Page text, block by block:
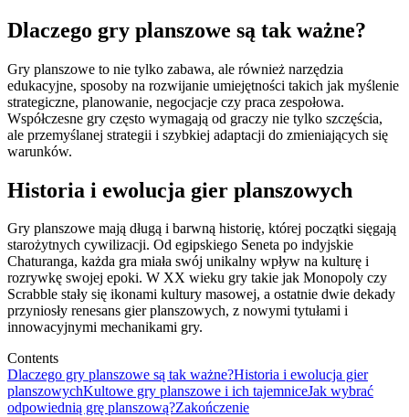
Dlaczego gry planszowe są tak ważne?
Gry planszowe to nie tylko zabawa, ale również narzędzia
edukacyjne, sposoby na rozwijanie umiejętności takich jak myślenie
strategiczne, planowanie, negocjacje czy praca zespołowa.
Współczesne gry często wymagają od graczy nie tylko szczęścia,
ale przemyślanej strategii i szybkiej adaptacji do zmieniających się
warunków.
Historia i ewolucja gier planszowych
Gry planszowe mają długą i barwną historię, której początki sięgają
starożytnych cywilizacji. Od egipskiego Seneta po indyjskie
Chaturanga, każda gra miała swój unikalny wpływ na kulturę i
rozrywkę swojej epoki. W XX wieku gry takie jak Monopoly czy
Scrabble stały się ikonami kultury masowej, a ostatnie dwie dekady
przyniosły renesans gier planszowych, z nowymi tytułami i
innowacyjnymi mechanikami gry.
Contents
Dlaczego gry planszowe są tak ważne?Historia i ewolucja gier
planszowychKultowe gry planszowe i ich tajemniceJak wybrać
odpowiednią grę planszową?Zakończenie